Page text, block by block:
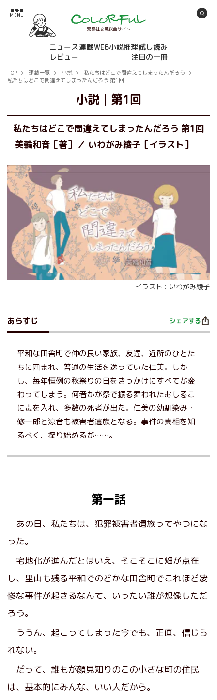
双葉社文芸総合サイト
ニュース連載WEB小説推理試し読み
レビュー
注目の一冊
TOP 連載一覧 小説
私たちはどこで間違えてしまったんだろう
私たちはどこで間違えてしまったんだろう 第1回
小説｜ 第1回
私たちはどこで間違えてしまったんだろう 第1回
美輪和音［著］
いわがみ綾子［イラスト］
イラスト：いわがみ綾子
あらすじ シェアする
平和な田舎町で仲の良い家族、友達、近所のひとた
ちに囲まれ、普通の生活を送っていた仁美。しか
し、毎年恒例の秋祭りの日をきっかけにすべてが変
わってしまう。何者かが祭で振る舞われたおしるこ
に毒を入れ、多数の死者が出た。仁美の幼馴染み・
修一郎と涼音も被害者遺族となる。事件の真相を知
るべく、探り始めるが……。
第一話
あの日、私たちは、犯罪被害者遺族ってやつにな
った。
宅地化が進んだとはいえ、そこそこに畑が点在
し、里山も残る平和でのどかな田舎町でこれほど凄
惨な事件が起きるなんて、いったい誰が想像しただ
ろう。
ううん、起こってしまった今でも、正直、信じら
れない。
だって、誰もが顔見知りのこの小さな町の住民
は、基本的にみんな、いい人だから。